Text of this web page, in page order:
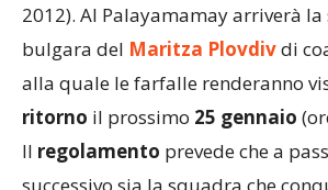
2012). Al Palayamamay arriverà
bulgara del Maritza Plovdivdi
alla quale le farfalle renderanno
ritorno il prossimo 25 gennaio
Il regolamento prevede che a